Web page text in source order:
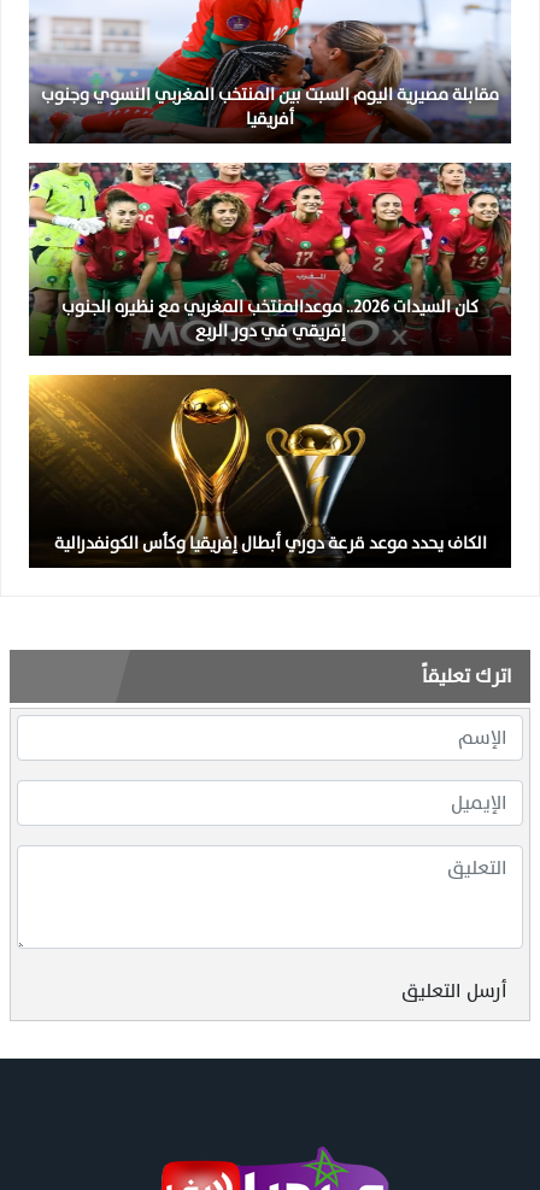
مقابلة مصيرية اليوم السبت بين المنتخب المغربي النسوي وجنوب
أفريقيا
كان السيدات 2026.. موعدالمنتخب المغربي مع نظيره الجنوب
إفريقي في دور الربع
الكاف يحدد موعد قرعة دوري أبطال إفريقيا وكأس الكونفدرالية
اترك تعليقاً
أرسل التعليق